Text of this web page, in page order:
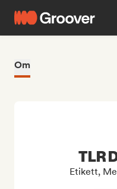
Om
TLR
Etikett,